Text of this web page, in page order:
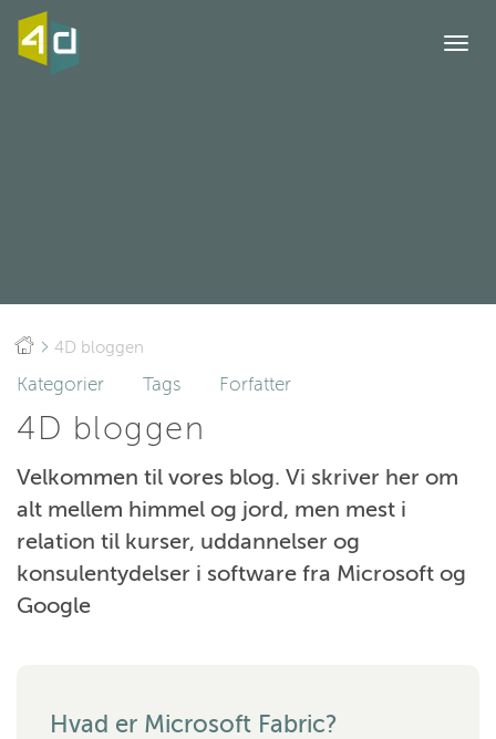
4D bloggen
Kategorier Tags Forfatter
4D bloggen
Velkommen til vores blog. Vi skriver her om
alt mellem himmel og jord, men mest i
relation til kurser, uddannelser og
konsulentydelser i software fra Microsoft og
Google
Hvad er Microsoft Fabric?